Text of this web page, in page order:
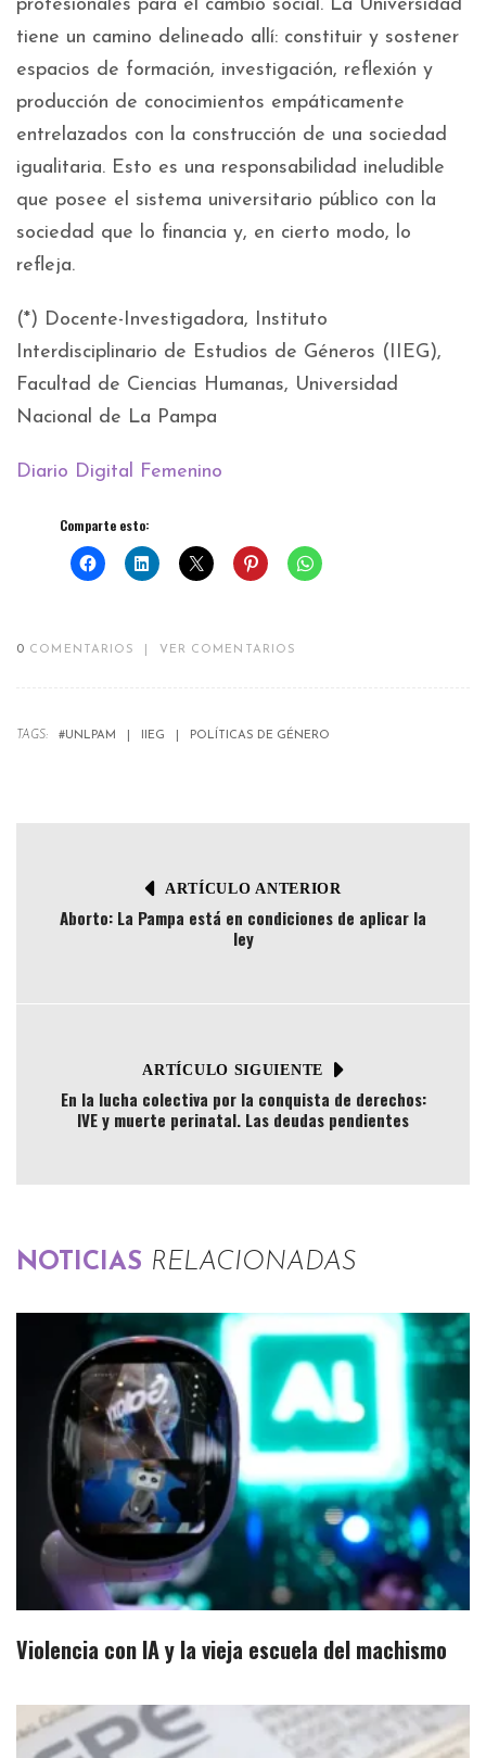
profesionales para el cambio social. La Universidad
tiene un camino delineado allí: constituir y sostener
espacios de formación, investigación, reflexión y
producción de conocimientos empáticamente
entrelazados con la construcción de una sociedad
igualitaria. Esto es una responsabilidad ineludible
que posee el sistema universitario público con la
sociedad que lo financia y, en cierto modo, lo
refleja.
(*) Docente-Investigadora, Instituto
Interdisciplinario de Estudios de Géneros (IIEG),
Facultad de Ciencias Humanas, Universidad
Nacional de La Pampa
Diario Digital Femenino
Comparte esto:
0 COMENTARIOS VER COMENTARIOS
TAGS: #UNLPAM IIEG POLÍTICAS DE GÉNERO
ARTÍCULO ANTERIOR
Aborto: La Pampa está en condiciones de aplicar la
ley
ARTÍCULO SIGUIENTE
En la lucha colectiva por la conquista de derechos:
IVE y muerte perinatal. Las deudas pendientes
NOTICIAS RELACIONADAS
Violencia con IA y la vieja escuela del machismo